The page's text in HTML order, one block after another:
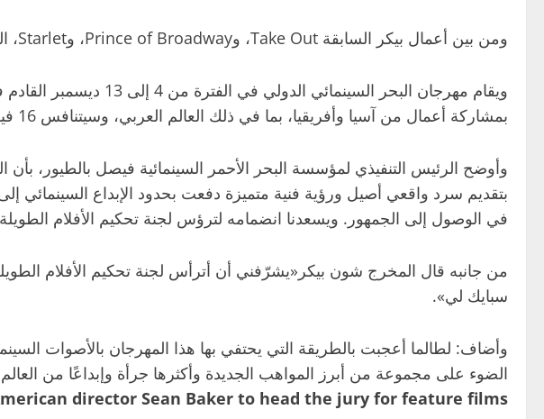
ومن بين أعمال بيكر السابقة Take Out، وPrince of Broadway، وStarlet، التي رسّخت أسلوبه السينمائي الفريد وحظيت بتقدير نقدي وجماهيري كبير.
ويقام مهرجان البحر
بمشاركة أعمال من آسيا وأفريقيا، بما في ذلك العالم العربي، وسيتنافس 16 فيلمًا طويلًا على جوائز اليسر المرموقة.
وأوضح الرئيس التنفيذي لمؤسسة البحر الأحمر السينمائية فيصل بالطيور،
بتقديم سرد واقعي أصيل ورؤية فنية متميزة دفعت بحدود الإبداع السينمائي
في الوصول إلى الجمهور. ويسعدنا انضمامه لترؤس لجنة تحكيم الأفلام الطويلة
من جانبه قال المخرج شون بيكر«يشرّفني أن أترأس لجنة تحكيم الأفلام
سبايك لي».
وأضاف: لطالما أعجبت بالطريقة التي يحتفي بها هذا المهرجان بالأصوات
الضوء على مجموعة من أبرز المواهب الجديدة وأكثرها جرأة وإبداعًا من العالم
director Sean Baker to head the jury for feature films.